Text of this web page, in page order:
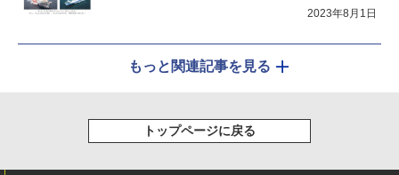
2023年8月1日
もっと関連記事を見る
トップページに戻る